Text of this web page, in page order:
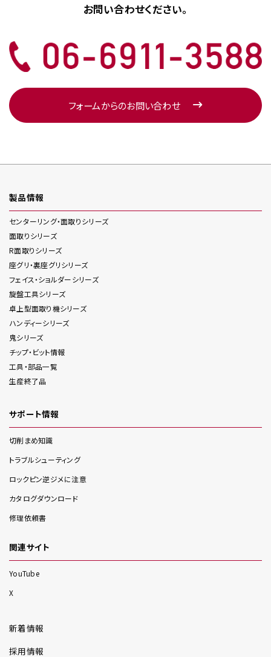
お問い合わせください。
フォームからのお問い合わせ
製品情報
センターリング・面取りシリーズ
面取りシリーズ
R面取りシリーズ
座グリ・裏座グリシリーズ
フェイス・ショルダーシリーズ
旋盤工具シリーズ
卓上型面取り機シリーズ
ハンディーシリーズ
鬼シリーズ
チップ・ビット情報
工具・部品一覧
生産終了品
サポート情報
切削まめ知識
トラブルシューティング
ロックピン逆ジメに注意
カタログダウンロード
修理依頼書
関連サイト
YouTube
X
新着情報
採用情報